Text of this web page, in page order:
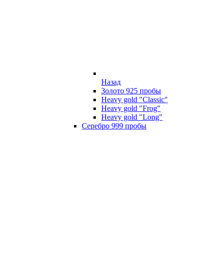
Назад
Золото 925 пробы
Heavy gold "Classic"
Heavy gold "Frog"
Heavy gold "Long"
Серебро 999 пробы